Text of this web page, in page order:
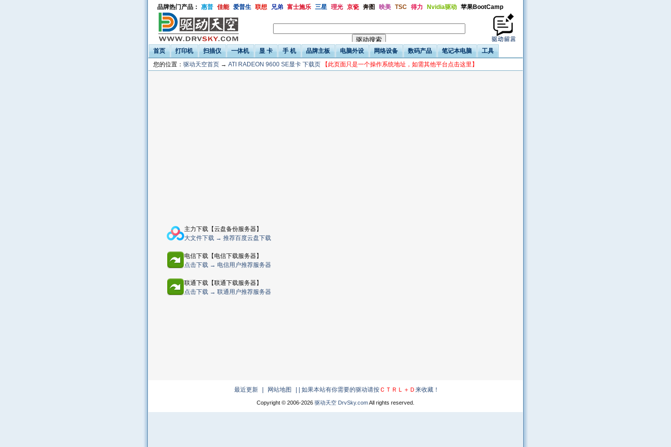
品牌热门产品： 惠普 佳能 爱普生 联想 兄弟 富士施乐 三星 理光 京瓷 奔图 映美 TSC 得力 Nvidia驱动 苹果BootCamp
首页 打印机 扫描仪 一体机 显 卡 手 机 品牌主板 电脑外设 网络设备 数码产品 笔记本电脑
工具
您的位置： 驱动天空首页 → ATI RADEON 9600 SE显卡 下载页 【此页面只是一个操作系统地址，如需其他平台点击这里】
主力下载【云盘备份服务器】
大文件下载 → 推荐百度云盘下载
电信下载【电信下载服务器】
点击下载 → 电信用户推荐服务器
联通下载【联通下载服务器】
点击下载 → 联通用户推荐服务器
最近更新 网站地图 | 如果本站有你需要的驱动请按ＣＴＲＬ＋Ｄ来收藏！
Copyright © 2006-2026 驱动天空 DrvSky.comAll rights reserved.